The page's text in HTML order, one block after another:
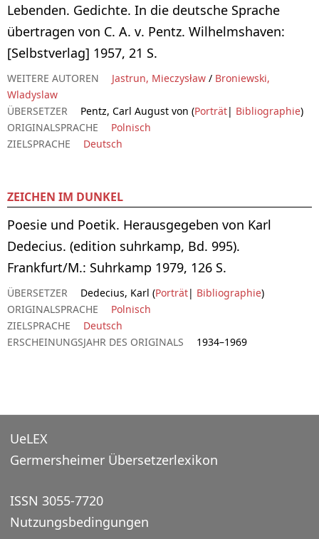
Lebenden. Gedichte. In die deutsche Sprache
übertragen von C. A. v. Pentz. Wilhelmshaven:
[Selbstverlag] 1957, 21 S.
WEITERE AUTOREN Jastrun, Mieczysław / Broniewski,
Wladyslaw
ÜBERSETZER
Pentz, Carl August von (Porträt| Bibliographie)
ORIGINALSPRACHE
Polnisch
ZIELSPRACHE
Deutsch
ZEICHEN IM DUNKEL
Poesie und Poetik. Herausgegeben von Karl
Dedecius. (edition suhrkamp, Bd. 995).
Frankfurt/M.: Suhrkamp 1979, 126 S.
ÜBERSETZER Dedecius, Karl (Porträt| Bibliographie)
ORIGINALSPRACHE
Polnisch
ZIELSPRACHE
Deutsch
ERSCHEINUNGSJAHR DES ORIGINALS
1934–1969
UeLEX
Germersheimer Übersetzerlexikon
ISSN 3055-7720
Nutzungsbedingungen